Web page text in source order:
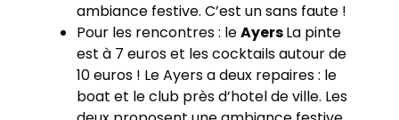
ambiance festive. C’est un sans faute !
Pour les rencontres : leAyersLa pinte
est à 7 euros et les cocktails autour de
10 euros ! Le Ayers a deux repaires : le
boat et le club près d’hotel de ville. Les